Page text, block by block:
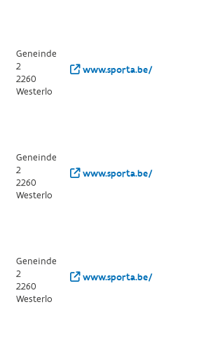
Geneinde
2
2260
Westerlo
www.sporta.be/
Geneinde
2
2260
Westerlo
www.sporta.be/
Geneinde
2
2260
Westerlo
www.sporta.be/